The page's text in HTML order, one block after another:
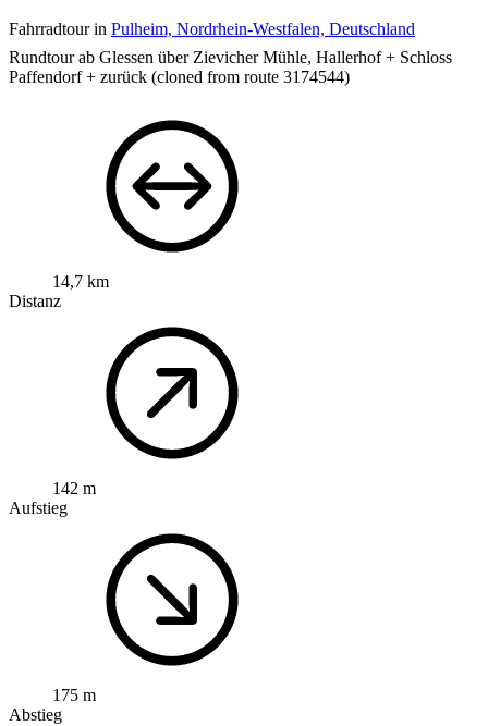
Fahrradtour in Pulheim, Nordrhein-Westfalen, Deutschland
Rundtour ab Glessen über Zievicher Mühle, Hallerhof + Schloss
Paffendorf + zurück (cloned from route 3174544)
14,7 km
Distanz
142 m
Aufstieg
175 m
Abstieg